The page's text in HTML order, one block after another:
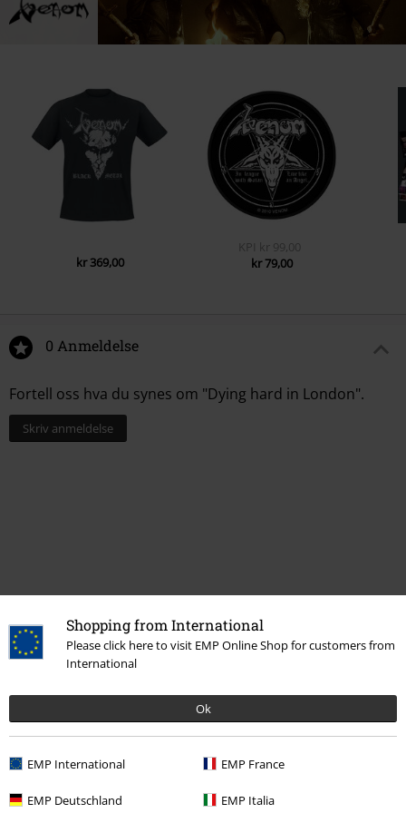
Shopping from International
Please click here to visit EMP Online Shop for customers from
International
Ok
EMP International EMP France
EMP Deutschland EMP Italia
kr 369,00
KPI
kr 99,00
kr 79,00
0 Anmeldelse
Fortell oss hva du synes om "Dying hard in London".
Skriv anmeldelse
Salg % Media Vinyl
Bandmerch